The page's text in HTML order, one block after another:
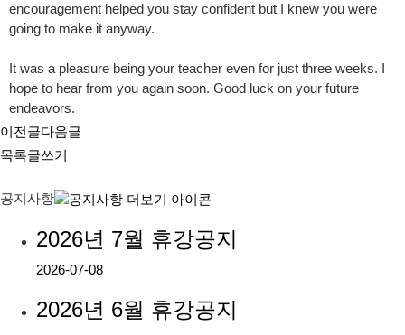
encouragement helped you stay confident but I knew you were
going to make it anyway.
It was a pleasure being your teacher even for just three weeks. I
hope to hear from you again soon. Good luck on your future
endeavors.
이전글다음글
목록글쓰기
공지사항
2026년 7월 휴강공지
2026-07-08
2026년 6월 휴강공지